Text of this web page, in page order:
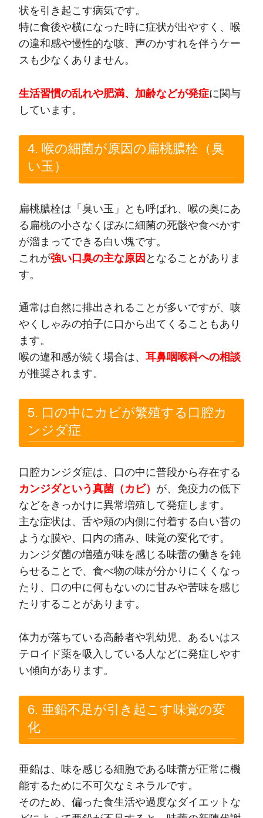
状を引き起こす病気です。
特に食後や横になった時に症状が出やすく、喉
の違和感や慢性的な咳、声のかすれを伴うケー
スも少なくありません。
生活習慣の乱れや肥満、加齢などが発症に関与
しています。
4. 喉の細菌が原因の扁桃膿栓（臭
い玉）
扁桃膿栓は「臭い玉」とも呼ばれ、喉の奥にあ
る扁桃の小さなくぼみに細菌の死骸や食べかす
が溜まってできる白い塊です。
これが強い口臭の主な原因 となることがありま
す。
通常は自然に排出されることが多いですが、咳
やくしゃみの拍子に口から出てくることもあり
ます。
喉の違和感が続く場合は、 耳鼻咽喉科への相談
が推奨されます。
5. 口の中にカビが繁殖する口腔カ
ンジダ症
口腔カンジダ症は、口の中に普段から存在する
カンジダという真菌（カビ） が、免疫力の低下
などをきっかけに異常増殖して発症します。
主な症状は、舌や頬の内側に付着する白い苔の
ような膜や、口内の痛み、味覚の変化です。
カンジダ菌の増殖が味を感じる味蕾の働きを鈍
らせることで、食べ物の味が分かりにくくなっ
たり、口の中に何もないのに甘みや苦味を感じ
たりすることがあります。
体力が落ちている高齢者や乳幼児、あるいはス
テロイド薬を吸入している人などに発症しやす
い傾向があります。
6. 亜鉛不足が引き起こす味覚の変
化
亜鉛は、味を感じる細胞である味蕾が正常に機
能するために不可欠なミネラルです。
そのため、偏った食生活や過度なダイエットな